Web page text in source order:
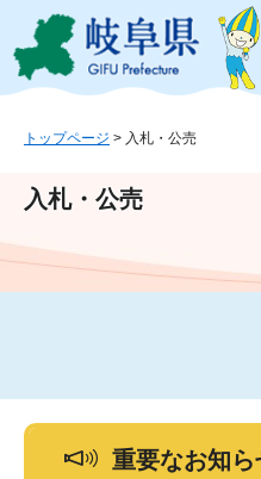
ジ
ュ
文
このペ
トップページ > 入札・公売
入札・公売
重要なお知ら